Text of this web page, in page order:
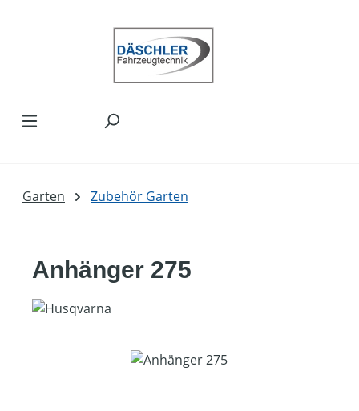
Garten Zubehör Garten
Anhänger 275
Bildergalerie überspringen